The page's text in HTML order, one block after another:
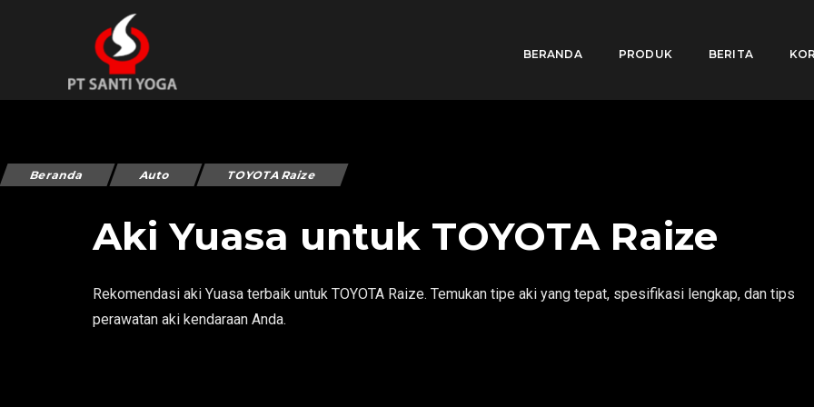
BERANDA PRODUK BERITA
Beranda Auto TOYOTA Raize
Aki Yuasa untuk TOYOTA Raize
Rekomendasi aki Yuasa terbaik untuk TOYOTA Raize. Temukan tipe aki yang tepat, spesifikasi lengkap, dan tips
perawatan aki kendaraan Anda.